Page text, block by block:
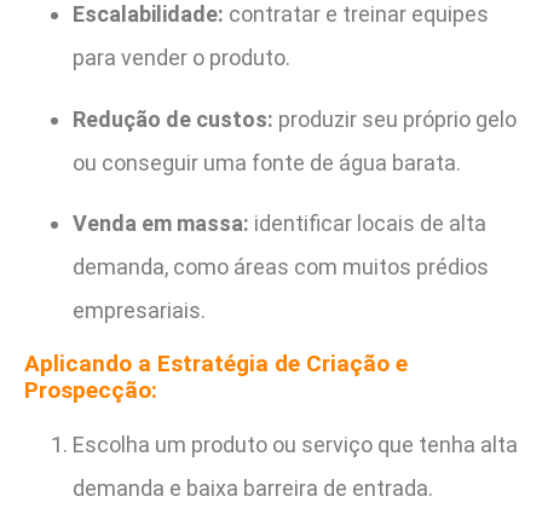
Escalabilidade: contratar e treinar equipes
para vender o produto.
Redução de custos: produzir seu próprio gelo
ou conseguir uma fonte de água barata.
Venda em massa: identificar locais de alta
demanda, como áreas com muitos prédios
empresariais.
Aplicando a Estratégia de Criação e
Prospecção:
Escolha um produto ou serviço que tenha alta
demanda e baixa barreira de entrada.